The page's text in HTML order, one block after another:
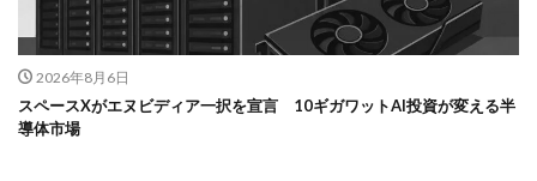
2026年8月6日
スペースXがエヌビディア一択を宣言 10ギガワットAI投資が変える半
導体市場